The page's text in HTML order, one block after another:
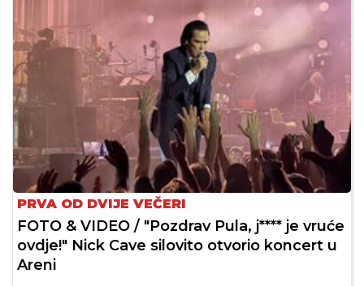
PRVA OD DVIJE VEČERI
FOTO & VIDEO / "Pozdrav Pula, j**** je vruće
ovdje!" Nick Cave silovito otvorio koncert u
Areni